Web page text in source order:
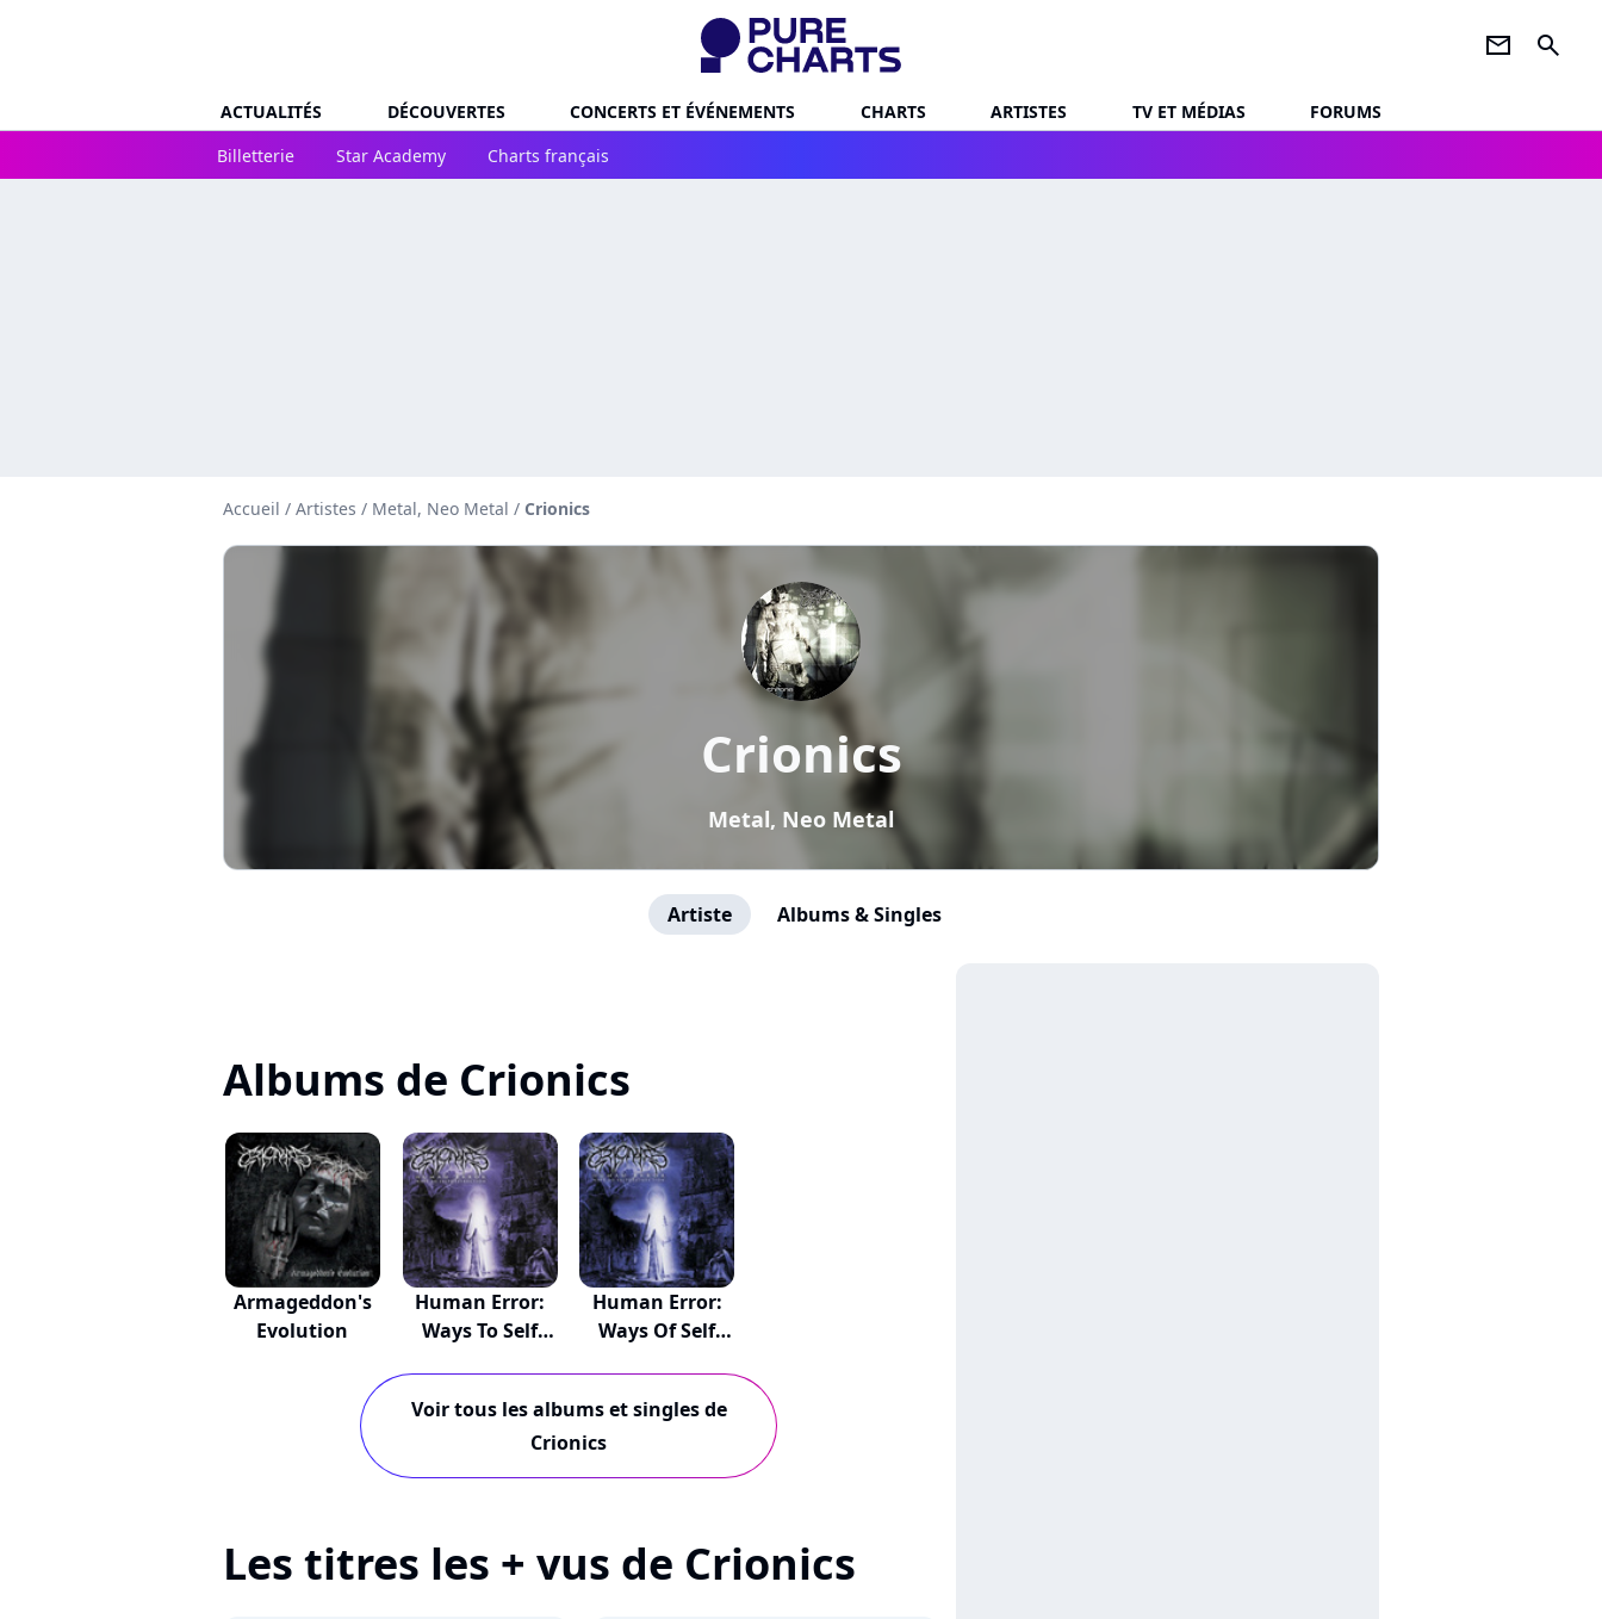
newsletter search
ACTUALITÉS DÉCOUVERTES CONCERTS ET ÉVÉNEMENTS CHARTS ARTISTES TV ET MÉDIAS
FORUMS
Billetterie
Star Academy Charts français
Accueil / Artistes / Metal, Neo Metal / Crionics
Crionics
Metal, Neo Metal
Artiste Albums & Singles
Albums de Crionics
Armageddon's
Evolution
Human Error:
Ways To Self
Human Error:
Ways Of Self
Voir tous les albums et singles de
Crionics
Les titres les + vus de Crionics